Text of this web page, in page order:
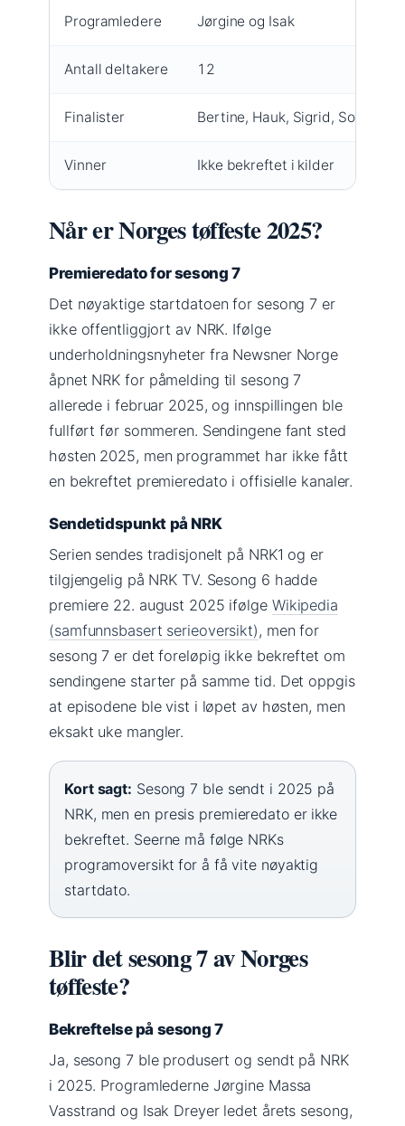
Programledere Jørgine og Isak
Antall deltakere 12
Finalister Bertine, Hauk, Sigrid, Solveig
Vinner Ikke bekreftet i kilder
Når er Norges tøffeste 2025?
Premieredato for sesong 7
Det nøyaktige startdatoen for sesong 7 er
ikke offentliggjort av NRK. Ifølge
underholdningsnyheter fra Newsner Norge
åpnet NRK for påmelding til sesong 7
allerede i februar 2025, og innspillingen ble
fullført før sommeren. Sendingene fant sted
høsten 2025, men programmet har ikke fått
en bekreftet premieredato i offisielle kanaler.
Sendetidspunkt på NRK
Serien sendes tradisjonelt på NRK1 og er
tilgjengelig på NRK TV. Sesong 6 hadde
premiere 22. august 2025 ifølge Wikipedia
(samfunnsbasert serieoversikt) , men for
sesong 7 er det foreløpig ikke bekreftet om
sendingene starter på samme tid. Det oppgis
at episodene ble vist i løpet av høsten, men
eksakt uke mangler.
Kort sagt: Sesong 7 ble sendt i 2025 på
NRK, men en presis premieredato er ikke
bekreftet. Seerne må følge NRKs
programoversikt for å få vite nøyaktig
startdato.
Blir det sesong 7 av Norges
tøffeste?
Bekreftelse på sesong 7
Ja, sesong 7 ble produsert og sendt på NRK
i 2025. Programlederne Jørgine Massa
Vasstrand og Isak Dreyer ledet årets sesong,